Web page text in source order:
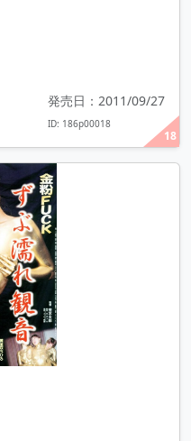
18
発売日：2011/09/27
ID: 186p00018